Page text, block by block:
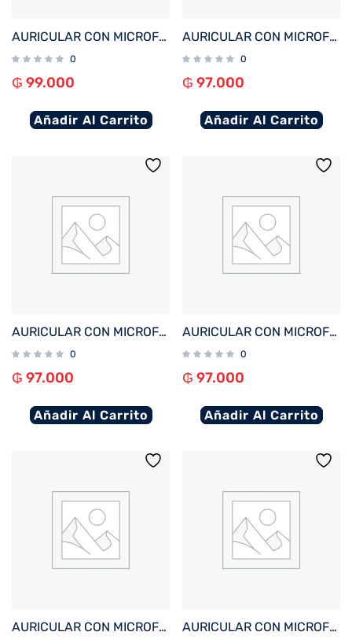
AURICULAR CON MICROFONO FTX E80-BK BT/MIC/ENC/TOUCH/IPX6 NEGRO
0
₲ 99.000
Añadir Al Carrito
AURICULAR CON MICROFONO FTX E68-BG BT/MIC/ENC/TOUCH/IPX6 BEIGE
0
₲ 97.000
Añadir Al Carrito
AURICULAR CON MICROFONO FTX E68-PK BT/MIC/ENC/TOUCH/IPX6 ROSA
0
₲ 97.000
Añadir Al Carrito
AURICULAR CON MICROFONO FTX E68-BL BT/MIC/ENC/TOUCH/IPX6 AZUL
0
₲ 97.000
Añadir Al Carrito
AURICULAR CON MICROFONO FTX E68-WH BT/MIC/ENC/TOUCH/IPX6 BLANCO AURICULAR CON MICROFONO FTX E68-BK BT/MIC/ENC/TOUCH/IPX6 NEGRO